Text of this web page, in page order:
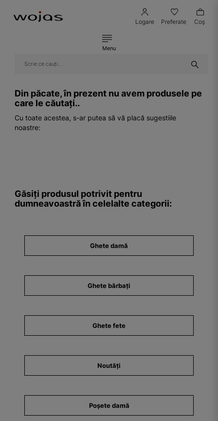
Logare Preferate Coş
Menu
Din păcate, în prezent nu avem produsele pe
care le căutați..
Cu toate acestea, s-ar putea să vă placă sugestiile
noastre:
Găsiți produsul potrivit pentru
dumneavoastră în celelalte categorii:
Ghete damă
Ghete bărbați
Ghete fete
Noutăți
Poșete damă